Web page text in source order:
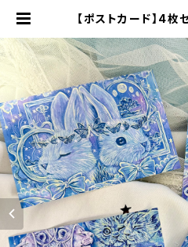
【ポストカード】4枚